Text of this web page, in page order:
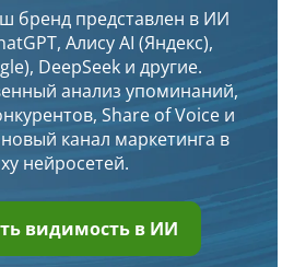
бренд представлен в ИИ
Алису AI (Яндекс),
DeepSeek и другие.
анализ упоминаний,
Share of Voice и
канал маркетинга в
нейросетей.
видимость в ИИ